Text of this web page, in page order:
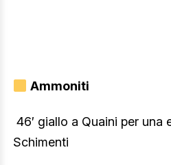
Ammoniti
46′ giallo a Quaini per una
Schimenti